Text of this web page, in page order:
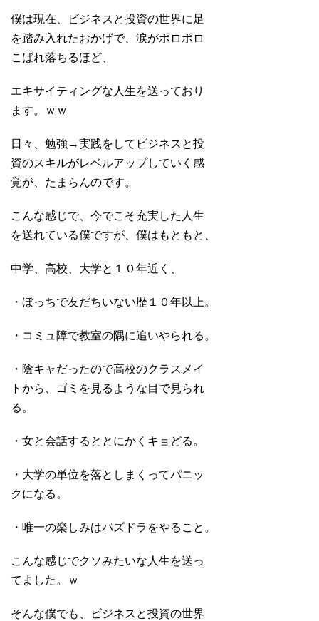
僕は現在、ビジネスと投資の世界に足
を踏み入れたおかげで、涙がポロポロ
こばれ落ちるほど、
エキサイティングな人生を送っており
ます。ｗｗ
日々、勉強→実践をしてビジネスと投
資のスキルがレベルアップしていく感
覚が、たまらんのです。
こんな感じで、今でこそ充実した人生
を送れている僕ですが、僕はもともと、
中学、高校、大学と１０年近く、
・ぼっちで友だちいない歴１０年以上。
・コミュ障で教室の隅に追いやられる。
・陰キャだったので高校のクラスメイ
トから、ゴミを見るような目で見られ
る。
・女と会話するととにかくキョどる。
・大学の単位を落としまくってパニッ
クになる。
・唯一の楽しみはパズドラをやること。
こんな感じでクソみたいな人生を送っ
てました。ｗ
そんな僕でも、ビジネスと投資の世界